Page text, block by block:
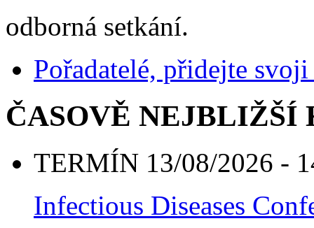
odborná setkání.
Pořadatelé, přidejte
ČASOVĚ NEJBLIŽŠÍ
TERMÍN 13/08/2026 -
Infectious Diseases